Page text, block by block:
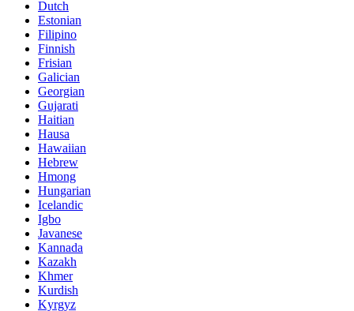
Dutch
Estonian
Filipino
Finnish
Frisian
Galician
Georgian
Gujarati
Haitian
Hausa
Hawaiian
Hebrew
Hmong
Hungarian
Icelandic
Igbo
Javanese
Kannada
Kazakh
Khmer
Kurdish
Kyrgyz